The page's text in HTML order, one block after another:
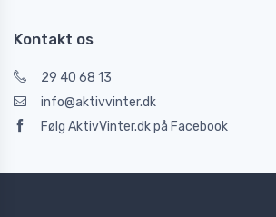
Kontakt os
29 40 68 13
info@aktivvinter.dk
Følg AktivVinter.dk på Facebook